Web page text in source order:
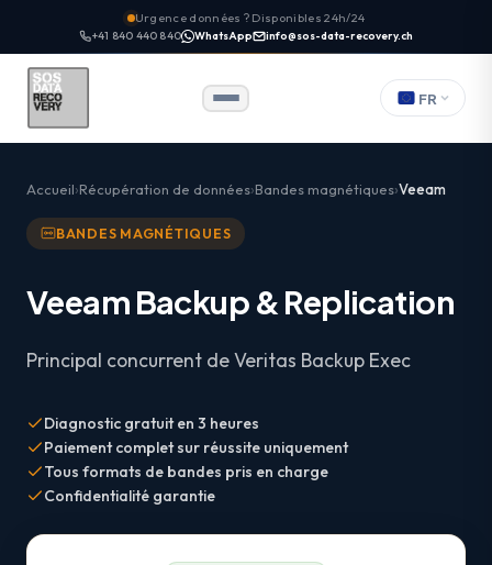
Urgence données ? Disponibles 24h/24
+41 840 440 840 WhatsApp info@sos-data-recovery.ch
FR
Accueil Récupération de données Bandes magnétiques Veeam
BANDES MAGNÉTIQUES
Veeam Backup & Replication
Principal concurrent de Veritas Backup Exec
Diagnostic gratuit en 3 heures
Paiement complet sur réussite uniquement
Tous formats de bandes pris en charge
Confidentialité garantie